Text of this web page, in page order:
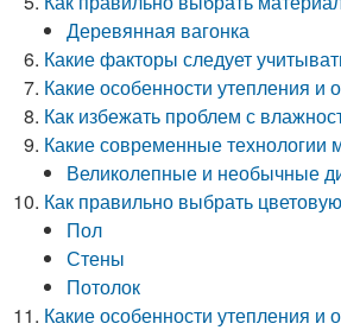
Деревянная вагонка
Какие факторы следует
Какие особенности утепления
Как избежать проблем с
Какие современные технологии
Великолепные и необычные
Как правильно выбрать
Пол
Стены
Потолок
Какие особенности утепления и